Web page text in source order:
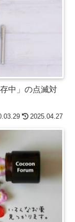
中」の点滅対
2025.04.27